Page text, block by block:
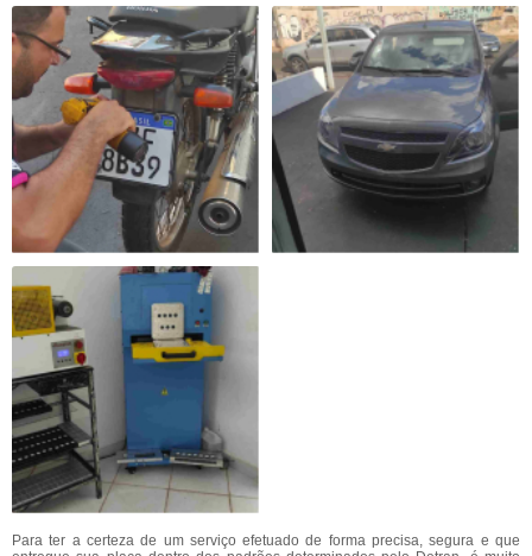
Para ter a certeza de um serviço efetuado de forma precisa, segura e que